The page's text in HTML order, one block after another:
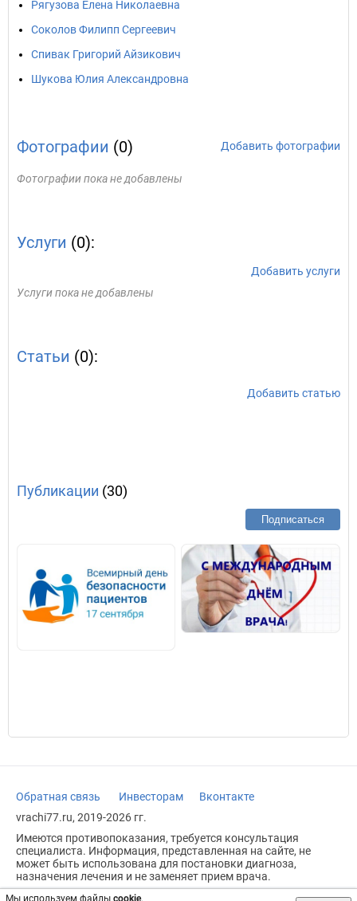
Мы используем файлы cookie.
Рягузова Елена Николаевна
Соколов Филипп Сергеевич
Спивак Григорий Айзикович
Шукова Юлия Александровна
Фотографии (0) Добавить фотографии
Фотографии пока не добавлены
Услуги (0):
Добавить услуги
Услуги пока не добавлены
Статьи (0):
Добавить статью
Публикации (30)
Подписаться
Обратная связь Инвесторам
Вконтакте
vrachi77.ru, 2019-2026 гг.
Имеются противопоказания, требуется консультация
специалиста. Информация, представленная на сайте, не
может быть использована для постановки диагноза,
назначения лечения и не заменяет прием врача.
Возрастное ограничение: 18+